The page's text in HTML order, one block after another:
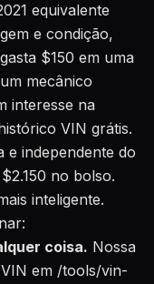
equivalente
e condição,
$150 em uma
mecânico
interesse na
VIN grátis.
e independente do
no bolso.
inteligente.
coisa. Nossa
em /tools/vin-